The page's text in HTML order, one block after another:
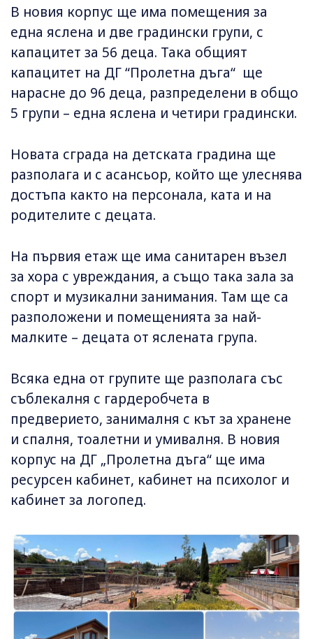
В новия корпус ще има помещения за
една яслена и две градински групи, с
капацитет за 56 деца. Така общият
капацитет на ДГ “Пролетна дъга“ ще
нарасне до 96 деца, разпределени в общо
5 групи – една яслена и четири градински.
Новата сграда на детската градина ще
разполага и с асансьор, който ще улеснява
достъпа както на персонала, ката и на
родителите с децата.
На първия етаж ще има санитарен възел
за хора с увреждания, а също така зала за
спорт и музикални занимания. Там ще са
разположени и помещенията за най-
малките – децата от яслената група.
Всяка една от групите ще разполага със
съблекалня с гардеробчета в
предверието, занималня с кът за хранене
и спалня, тоалетни и умивалня. В новия
корпус на ДГ „Пролетна дъга“ ще има
ресурсен кабинет, кабинет на психолог и
кабинет за логопед.